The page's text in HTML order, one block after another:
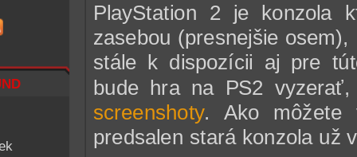
PlayStation 2 je konzola
zasebou (presnejšie
stále k dispozícii aj pre
bude hra na PS2
screenshoty. Ako môžete
predsalen stará konzola už